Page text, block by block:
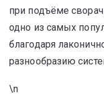
при подъёме
одно из самых
благодаря
разнообразию
\n